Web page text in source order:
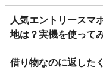
人気エントリースマ
地は？実機を使って
借り物なのに返した